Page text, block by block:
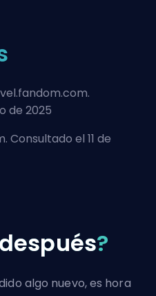
de 2025
Consultado el 11 de
después?
algo nuevo, es hora